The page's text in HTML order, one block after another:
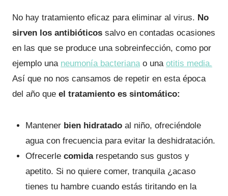
No hay tratamiento eficaz para eliminar al virus. No
sirven los antibióticos salvo en contadas ocasiones
en las que se produce una sobreinfección, como por
ejemplo una neumonía bacteriana o una otitis media.
Así que no nos cansamos de repetir en esta época
del año que el tratamiento es sintomático:
Mantener bien hidratadoal niño, ofreciéndole
agua con frecuencia para evitar la deshidratación.
Ofrecerle comidarespetando sus gustos y
apetito. Si no quiere comer, tranquila ¿acaso
tienes tu hambre cuando estás tiritando en la